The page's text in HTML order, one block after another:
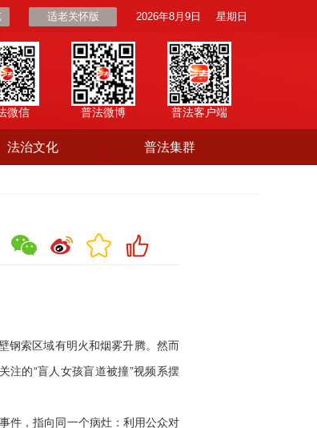
适老关怀版 2026年8月9日 星期日
普法客户端
普法微博
微信
法治文化 普法集群
索区域有明火和烟雾升腾。然而
注的“盲人女孩盲道被撞”视频系摆
件，指向同一个病灶：利用公众对